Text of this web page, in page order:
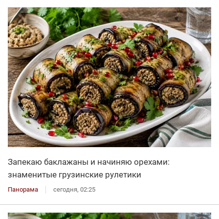
Запекаю баклажаны и начиняю орехами:
знаменитые грузинские рулетики
Панорама сегодня, 02:25